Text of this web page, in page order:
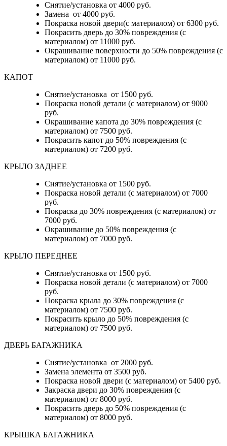
Снятие/установка от 4000 руб.
Замена от 4000 руб.
Покраска новой двери(с материалом) от 6300 руб.
Покрасить дверь до 30% повреждения (с
материалом) от 11000 руб.
Окрашивание поверхности до 50% повреждения (с
материалом) от 11000 руб.
КАПОТ
Снятие/установка от 1500 руб.
Покраска новой детали (с материалом) от 9000
руб.
Окрашивание капота до 30% повреждения (с
материалом) от 7500 руб.
Покрасить капот до 50% повреждения (с
материалом) от 7200 руб.
КРЫЛО ЗАДНЕЕ
Снятие/установка от 1500 руб.
Покраска новой детали (с материалом) от 7000
руб.
Покраска до 30% повреждения (с материалом) от
7000 руб.
Окрашивание до 50% повреждения (с
материалом) от 7000 руб.
КРЫЛО ПЕРЕДНЕЕ
Снятие/установка от 1500 руб.
Покраска новой детали (с материалом) от 7000
руб.
Покраска крыла до 30% повреждения (с
материалом) от 7500 руб.
Покрасить крыло до 50% повреждения (с
материалом) от 7500 руб.
ДВЕРЬ БАГАЖНИКА
Снятие/установка от 2000 руб.
Замена элемента от 3500 руб.
Покраска новой двери (с материалом) от 5400 руб.
Закраска двери до 30% повреждения (с
материалом) от 8000 руб.
Покрасить дверь до 50% повреждения (с
материалом) от 8000 руб.
КРЫШКА БАГАЖНИКА